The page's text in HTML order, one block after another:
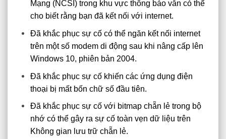
Mạng (NCSI) trong khu vực thông báo vẫn có thể
cho biết rằng bạn đã kết nối với internet.
Đã khắc phục sự cố có thể ngăn kết nối internet
trên một số modem di động sau khi nâng cấp lên
Windows 10, phiên bản 2004.
Đã khắc phục sự cố khiến các ứng dụng điện
thoại bị mất bốn chữ số đầu tiên.
Đã khắc phục sự cố với bitmap chẵn lẻ trong bộ
nhớ có thể gây ra sự cố toàn vẹn dữ liệu trên
Không gian lưu trữ chẵn lẻ.